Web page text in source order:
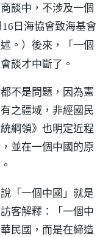
談中，不涉及一個
16日海協會致海基會
。 ）後來，「一個
談才中斷了。
不是問題，因為憲
之疆域，非經國民
綱領》也明定近程
並在一個中國的原
「一個中國」就是
客解釋：「一個中
民國，而是在締造